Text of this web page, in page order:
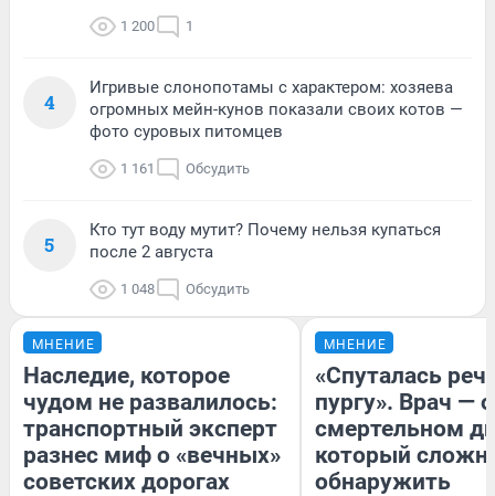
1 200 1
4
Игривые слонопотамы с характером: хозяева
огромных мейн-кунов показали своих котов —
фото суровых питомцев
1 161 Обсудить
5
Кто тут воду мутит? Почему нельзя купаться
после 2 августа
1 048 Обсудить
МНЕНИЕ
Наследие, которое
чудом не развалилось:
транспортный эксперт
разнес миф о «вечных»
советских дорогах
МНЕНИЕ
«Спуталась
пургу». Врач — о
смертельном
который
обнаружить